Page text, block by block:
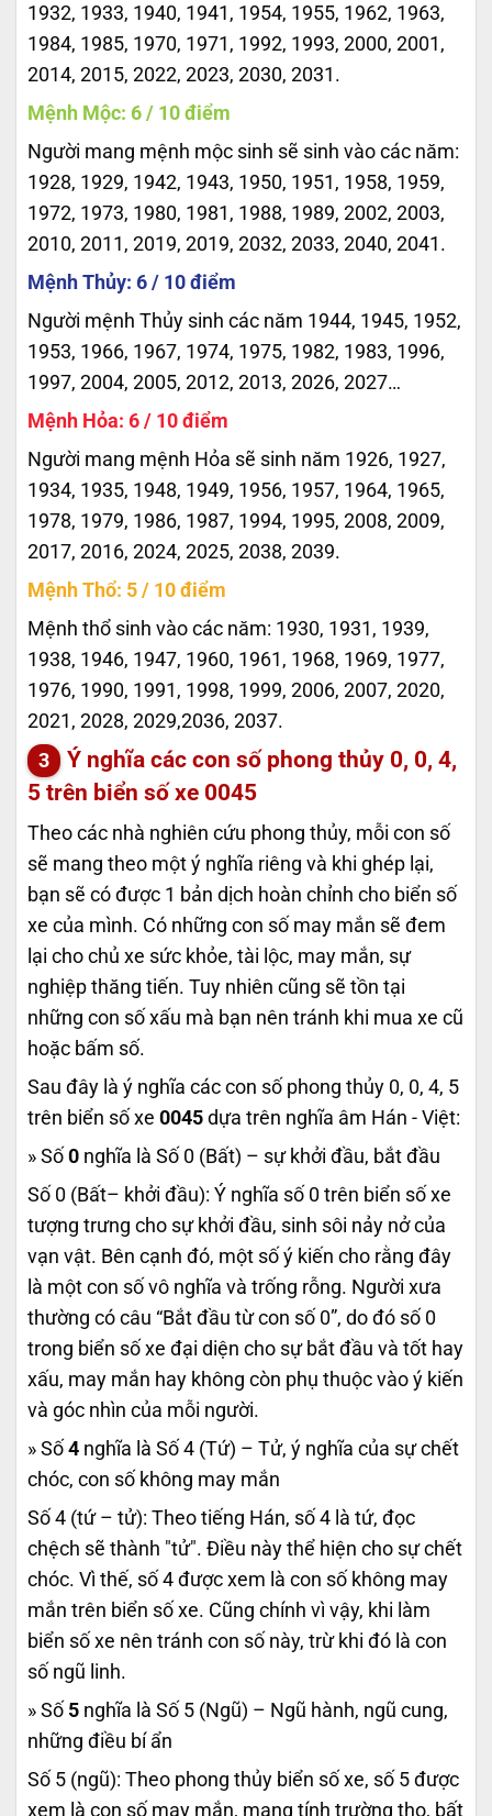
1932, 1933, 1940, 1941, 1954, 1955, 1962, 1963,
1984, 1985, 1970, 1971, 1992, 1993, 2000, 2001,
2014, 2015, 2022, 2023, 2030, 2031.
Mệnh Mộc: 6 / 10 điểm
Người mang mệnh mộc sinh sẽ sinh vào các năm:
1928, 1929, 1942, 1943, 1950, 1951, 1958, 1959,
1972, 1973, 1980, 1981, 1988, 1989, 2002, 2003,
2010, 2011, 2019, 2019, 2032, 2033, 2040, 2041.
Mệnh Thủy: 6 / 10 điểm
Người mệnh Thủy sinh các năm 1944, 1945, 1952,
1953, 1966, 1967, 1974, 1975, 1982, 1983, 1996,
1997, 2004, 2005, 2012, 2013, 2026, 2027…
Mệnh Hỏa: 6 / 10 điểm
Người mang mệnh Hỏa sẽ sinh năm 1926, 1927,
1934, 1935, 1948, 1949, 1956, 1957, 1964, 1965,
1978, 1979, 1986, 1987, 1994, 1995, 2008, 2009,
2017, 2016, 2024, 2025, 2038, 2039.
Mệnh Thổ: 5 / 10 điểm
Mệnh thổ sinh vào các năm: 1930, 1931, 1939,
1938, 1946, 1947, 1960, 1961, 1968, 1969, 1977,
1976, 1990, 1991, 1998, 1999, 2006, 2007, 2020,
2021, 2028, 2029,2036, 2037.
Ý nghĩa các con số phong thủy 0, 0, 4,
5 trên biển số xe 0045
Theo các nhà nghiên cứu phong thủy, mỗi con số
sẽ mang theo một ý nghĩa riêng và khi ghép lại,
bạn sẽ có được 1 bản dịch hoàn chỉnh cho biển số
xe của mình. Có những con số may mắn sẽ đem
lại cho chủ xe sức khỏe, tài lộc, may mắn, sự
nghiệp thăng tiến. Tuy nhiên cũng sẽ tồn tại
những con số xấu mà bạn nên tránh khi mua xe cũ
hoặc bấm số.
Sau đây là ý nghĩa các con số phong thủy 0, 0, 4, 5
trên biển số xe 0045 dựa trên nghĩa âm Hán - Việt:
» Số 0 nghĩa là Số 0 (Bất) – sự khởi đầu, bắt đầu
Số 0 (Bất– khởi đầu): Ý nghĩa số 0 trên biển số xe
tượng trưng cho sự khởi đầu, sinh sôi nảy nở của
vạn vật. Bên cạnh đó, một số ý kiến cho rằng đây
là một con số vô nghĩa và trống rỗng. Người xưa
thường có câu “Bắt đầu từ con số 0”, do đó số 0
trong biển số xe đại diện cho sự bắt đầu và tốt hay
xấu, may mắn hay không còn phụ thuộc vào ý kiến
và góc nhìn của mỗi người.
» Số 4 nghĩa là Số 4 (Tứ) – Tử, ý nghĩa của sự chết
chóc, con số không may mắn
Số 4 (tứ – tử): Theo tiếng Hán, số 4 là tứ, đọc
chệch sẽ thành "tử". Điều này thể hiện cho sự chết
chóc. Vì thế, số 4 được xem là con số không may
mắn trên biển số xe. Cũng chính vì vậy, khi làm
biển số xe nên tránh con số này, trừ khi đó là con
số ngũ linh.
» Số 5 nghĩa là Số 5 (Ngũ) – Ngũ hành, ngũ cung,
những điều bí ẩn
Số 5 (ngũ): Theo phong thủy biển số xe, số 5 được
xem là con số may mắn, mang tính trường thọ, bất